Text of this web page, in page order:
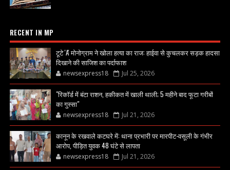
RECENT IN MP
टूटे 'A' मोनोग्राम ने खोला हत्या का राज: हाईवा से कुचलकर सड़क हादसा
दिखाने की साजिश का पर्दाफाश
newsexpress18 Jul 25, 2026
"रिकॉर्ड में बंटा राशन, हकीकत में खाली थाली; 5 महीने बाद फूटा गरीबों
का गुस्सा"
newsexpress18 Jul 21, 2026
कानून के रखवाले कटघरे में: थाना प्रभारी पर मारपीट-वसूली के गंभीर
आरोप, पीड़ित युवक 48 घंटे से लापता
newsexpress18 Jul 21, 2026